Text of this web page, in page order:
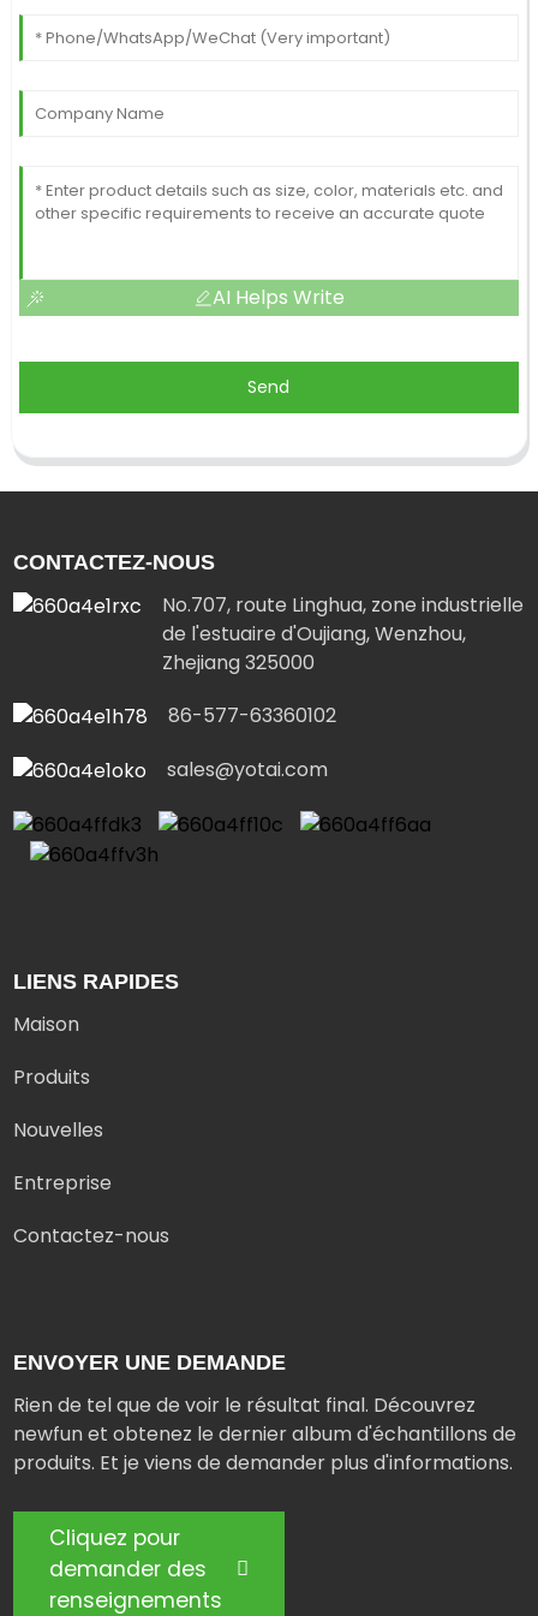
AI Helps Write
Send
CONTACTEZ-NOUS
No.707, route Linghua, zone industrielle
de l'estuaire d'Oujiang, Wenzhou,
Zhejiang 325000
86-577-63360102
sales@yotai.com
LIENS RAPIDES
Maison
Produits
Nouvelles
Entreprise
Contactez-nous
ENVOYER UNE DEMANDE
Rien de tel que de voir le résultat final. Découvrez
newfun et obtenez le dernier album d'échantillons de
produits. Et je viens de demander plus d'informations.
Cliquez pour
demander des
renseignements